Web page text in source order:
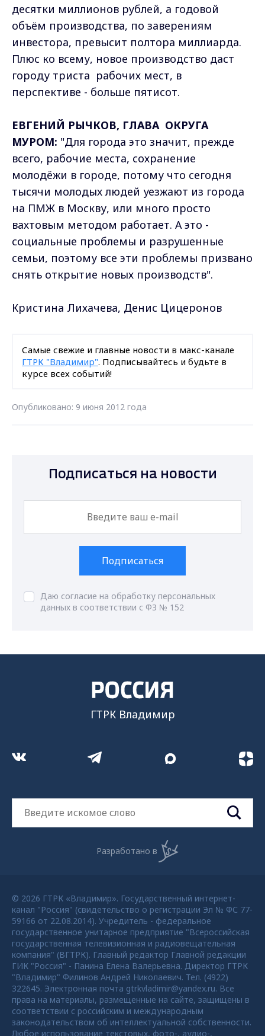
десятки миллионов рублей, а годовой
объём производства, по заверениям
инвестора, превысит полтора миллиарда.
Плюс ко всему, новое производство даст
городу триста рабочих мест, в
перспективе - больше пятисот.
ЕВГЕНИЙ РЫЧКОВ, ГЛАВА ОКРУГА
МУРОМ: "Для города это значит, прежде
всего, рабочие места, сохранение
молодёжи в городе, потому что сегодня
тысячи молодых людей уезжают из города
на ПМЖ в Москву, или много просто
вахтовым методом работает. А это -
социальные проблемы и разрушенные
семьи, поэтому все эти проблемы призвано
снять открытие новых производств".
Кристина Лихачева, Денис Цицеронов
Самые свежие и главные новости в макс-канале
ГТРК "Владимир". Подписывайтесь и будьте в
курсе всех событий!
Опубликовано: 9 июня 2012 года
Подписаться на новости
Подписаться
Даю согласие на обработку персональных
данных в соответствии с ФЗ № 152
ГТРК Владимир
Разработано в
© 2026 ГТРК «Владимир». Государственный интернет-
канал "Россия" (свидетельство о регистрации Эл № ФС 77-
59166 от 22.08.2014). Учредитель - федеральное
государственное унитарное предприятие "Всероссийская
государственная телевизионная и радиовещательная
компания" (ВГТРК). Главный редактор Главной редакции
ГИК "Россия" - Панина Елена Валерьевна. Директор ГТРК
"Владимир" Филинов Андрей Николаевич. Тел. (4922)
322645. Электронная почта gtrkvladimir@yandex.ru. Все
права на материалы, размещенные на сайте, защищены в
соответствии с российским и международным
законодательством об интеллектуальной собственности.
Любое использование текстовых, фото-, аудио-,